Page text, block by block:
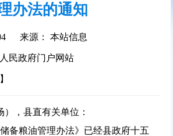
办法的通知
来源： 本站信息
民政府门户网站
】
，县直有关单位：
粮油管理办法》已经县政府十五